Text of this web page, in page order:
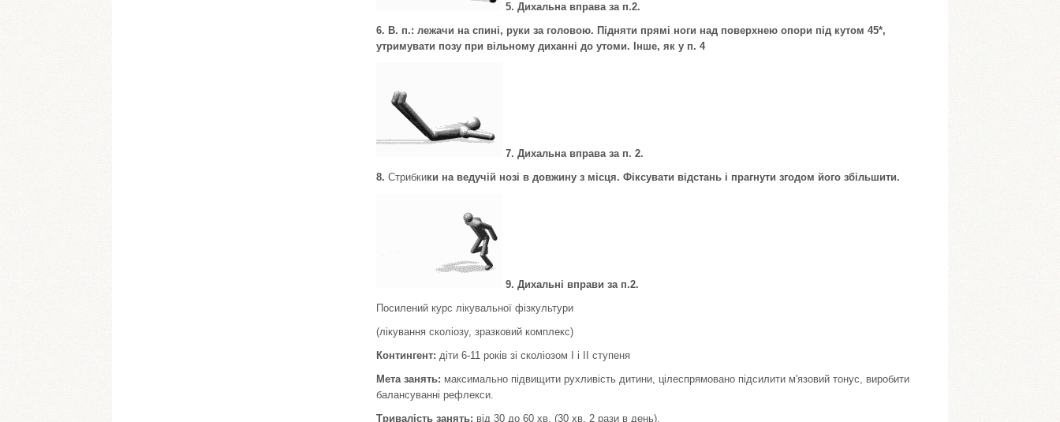
5. Дихальна вправа за п.2.
6. В. п.: лежачи на спині, руки за головою. Підняти прямі ноги над поверхнею опори під кутом 45*,
утримувати позу при вільному диханні до утоми. Інше, як у п. 4
7. Дихальна вправа за п. 2.
8. Стрибкики на ведучій нозі в довжину з місця. Фіксувати відстань і прагнути згодом його збільшити.
9. Дихальні вправи за п.2.
Посилений курс лікувальної фізкультури
(лікування сколіозу, зразковий комплекс)
Контингент: діти 6-11 років зі сколіозом I і II ступеня
Мета занять: максимально підвищити рухливість дитини, цілеспрямовано підсилити м'язовий тонус, виробити
балансуванні рефлекси.
Тривалість занять: від 30 до 60 хв. (30 хв. 2 рази в день).